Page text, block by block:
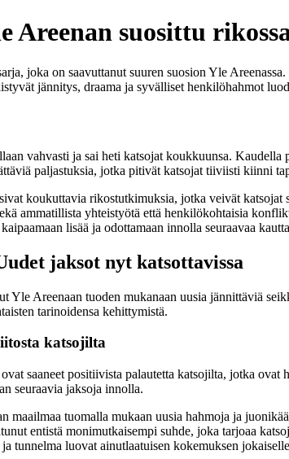
Areenan suosittu
joka on saavuttanut suuren suosion Yle
jännitys, draama ja syvälliset henkilöhahmot
vahvasti ja sai heti katsojat koukkuunsa.
paljastuksia, jotka pitivät katsojat tiiviisti kiinni
koukuttavia rikostutkimuksia, jotka veivät katsojat
ammatillista yhteistyötä että henkilökohtaisia
lisää ja odottamaan innolla seuraavaa
jaksot nyt katsottavissa
Yle Areenaan tuoden mukanaan uusia jännittäviä
tarinoidensa kehittymistä.
katsojilta
saaneet positiivista palautetta katsojilta, jotka
seuraavia jaksoja innolla.
maailmaa tuomalla mukaan uusia hahmoja ja
entistä monimutkaisempi suhde, joka tarjoaa
tunnelma luovat ainutlaatuisen kokemuksen